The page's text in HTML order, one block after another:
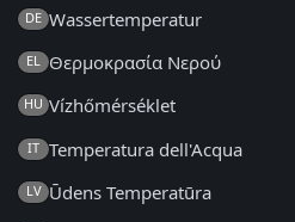
DE Wassertemperatur
EL Θερμοκρασία Νερού
HU Vízhőmérséklet
IT Temperatura dell'Acqua
LV Ūdens Temperatūra